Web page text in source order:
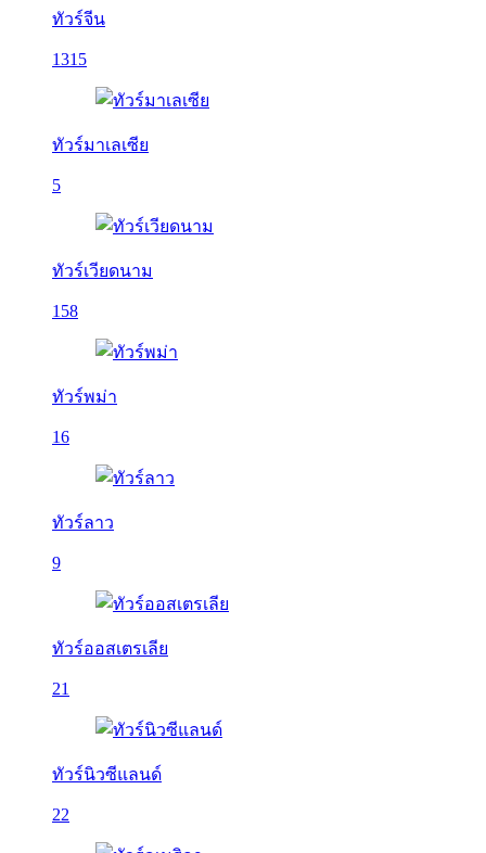
ทัวร์จีน
1315
ทัวร์มาเลเซีย
5
ทัวร์เวียดนาม
158
ทัวร์พม่า
16
ทัวร์ลาว
9
ทัวร์ออสเตรเลีย
21
ทัวร์นิวซีแลนด์
22